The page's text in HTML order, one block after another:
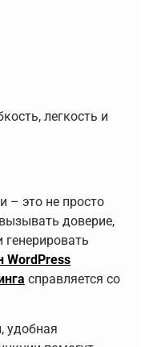
легкость и
– это не просто
доверие,
генерировать
WordPress
справляется со
удобная